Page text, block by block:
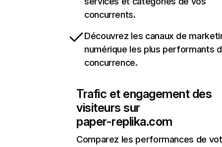
concurrents.
Découvrez les canaux de
numérique les plus performants
concurrence.
Trafic et engagement des
visiteurs sur
paper-replika.com
Comparez les performances de